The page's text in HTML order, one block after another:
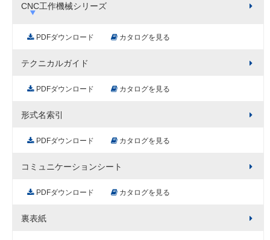
CNC工作機械シリーズ
PDFダウンロード カタログを見る
テクニカルガイド
PDFダウンロード カタログを見る
形式名索引
PDFダウンロード カタログを見る
コミュニケーションシート
PDFダウンロード カタログを見る
裏表紙